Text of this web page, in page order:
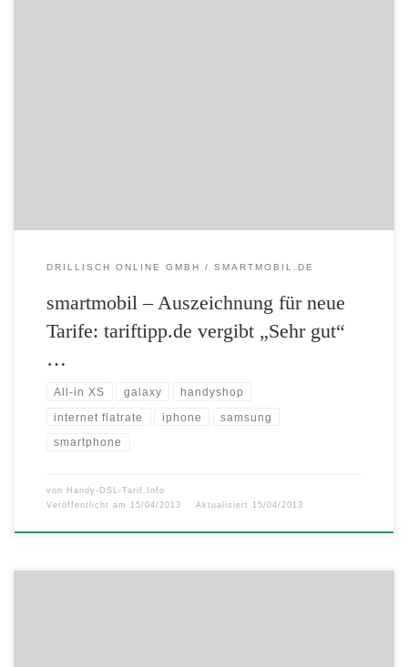
DRILLISCH ONLINE GMBH SMARTMOBIL.DE
smartmobil – Auszeichnung für neue
Tarife: tariftipp.de vergibt „Sehr gut“
…
All-in XS galaxy handyshop
internet flatrate iphone samsung
smartphone
von Handy-DSL-Tarif.Info
Veröffentlicht am
15/04/2013 Aktualisiert 15/04/2013